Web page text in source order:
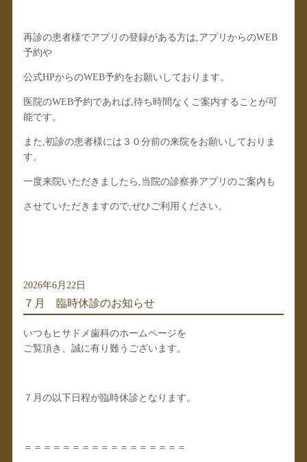
再診の患者様でアプリの登録がある方は,アプリからのWEB
予約や
公式HPからのWEB予約をお願いしております。
医院のWEB予約であれば,待ち時間なくご案内することが可
能です。
また,初診の患者様には３０分前の来院をお願いしておりま
す。
一度来院いただきましたら,当院の診察券アプリのご案内も
させていただきますので,ぜひご利用ください。
2026年6月22日
７月 臨時休診のお知らせ
いつもヒサドメ歯科のホームページを
ご覧頂き、誠に有り難うございます。
７月の以下日程が臨時休診となります。
＝＝＝＝＝＝＝＝＝＝＝＝＝＝＝＝＝